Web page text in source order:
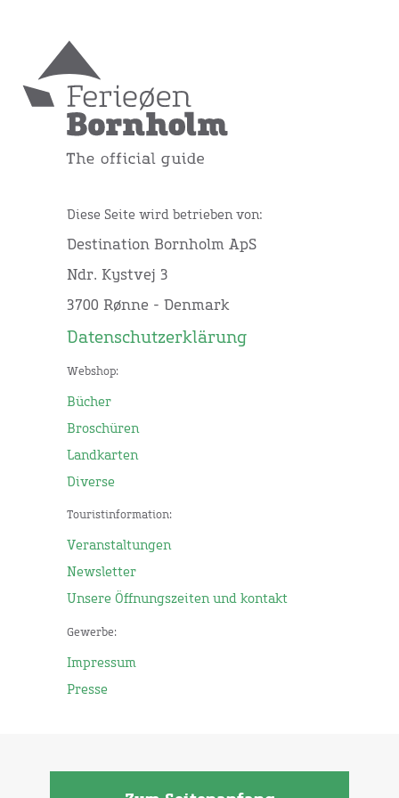
Diese Seite wird betrieben von:
Destination Bornholm ApS
Ndr. Kystvej 3
3700 Rønne - Denmark
Datenschutzerklärung
Webshop:
Bücher
Broschüren
Landkarten
Diverse
Touristinformation:
Veranstaltungen
Newsletter
Unsere Öffnungszeiten und kontakt
Gewerbe:
Impressum
Presse